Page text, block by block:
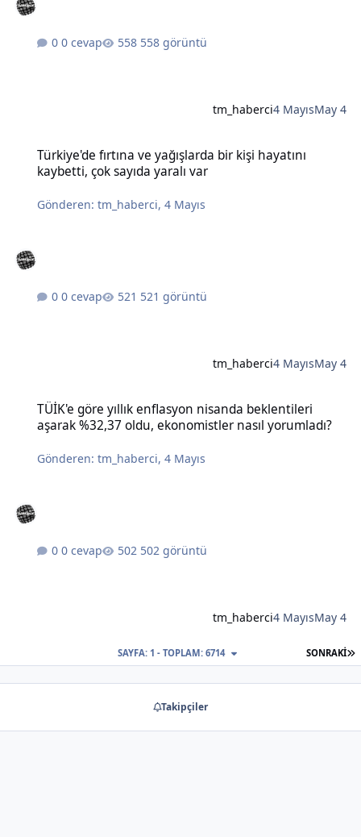
0 cevap 558 görüntü
tm_haberci4 MayısMay 4
Türkiye'de fırtına ve yağışlarda bir kişi hayatını
kaybetti, çok sayıda yaralı var
Gönderen:tm_haberci,4 Mayıs
0 cevap 521 görüntü
tm_haberci4 MayısMay 4
TÜİK'e göre yıllık enflasyon nisanda beklentileri
aşarak %32,37 oldu, ekonomistler nasıl yorumladı?
Gönderen:tm_haberci,4 Mayıs
0 cevap 502 görüntü
tm_haberci4 MayısMay 4
SONRAKI
SAYFA: 1 - TOPLAM: 6714
Takipçiler